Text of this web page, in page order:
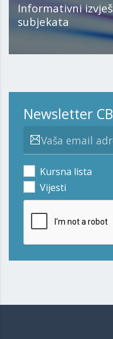
Informativni
subjekata
Newsletter
Kursna lista
Vijesti